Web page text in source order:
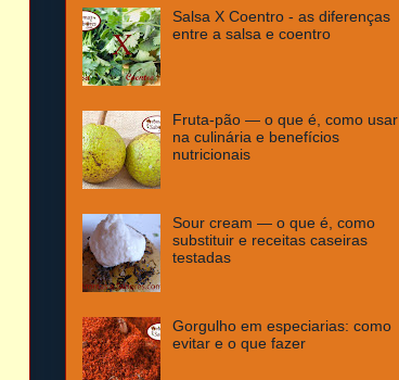
Salsa X Coentro - as diferenças
entre a salsa e coentro
Fruta-pão — o que é, como usar
na culinária e benefícios
nutricionais
Sour cream — o que é, como
substituir e receitas caseiras
testadas
Gorgulho em especiarias: como
evitar e o que fazer